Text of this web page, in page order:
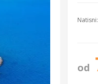
Natisni:
od